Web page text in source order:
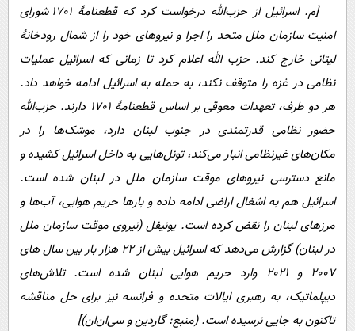
[م. اسرائیل از حزب‌الله درخواست کرد که قطعنامۀ 1701 شورای
امنیت سازمان ملل متحد را اجرا و نیروهای خود را از شمال رودخانۀ
لیتانی خارج کند. حزب الله اعلام کرد تا زمانی که اسرائیل عملیات
نظامی در غزه را متوقف نکند، به حمله به اسرائیل ادامه خواهد داد.
هر دو طرف، تعهدات معوقی بر اساس قطعنامۀ 1701 دارند. حزب‌الله
حضور نظامی قدرتمندی در جنوب لبنان دارد، موشک‌ها را در
مکان‌های غیرنظامی انبار می‌کند، تونل‌هایی به داخل اسرائیل کشیده و
مانع دسترسی نیروهای موقت سازمان ملل در لبنان شده است.
اسرائیل هم به اشغال اراضی ادامه داده و بارها حریم هوایی، آب‌ها و
مرزهای لبنان را نقض کرده است. یونیفل (نیروی موقت سازمان ملل
در لبنان) گزارش می‌دهد که اسرائیل بیش از 22 هزار بار بین سال های
2007 و 2021 وارد حریم هوایی لبنان شده است. تلاش‌های
دیپلماتیک، به رهبری ایالات متحده و فرانسه نیز برای حل مناقشه
تاکنون به جایی نرسیده است. (منبع: گاردین و سی‌ان‌ان)]